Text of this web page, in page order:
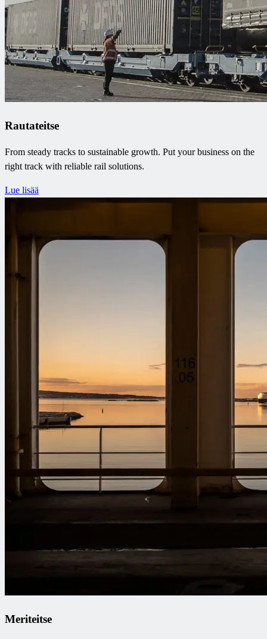
Rautateitse
From steady tracks to sustainable growth. Put your business on the
right track with reliable rail solutions.
Lue lisää
Meriteitse